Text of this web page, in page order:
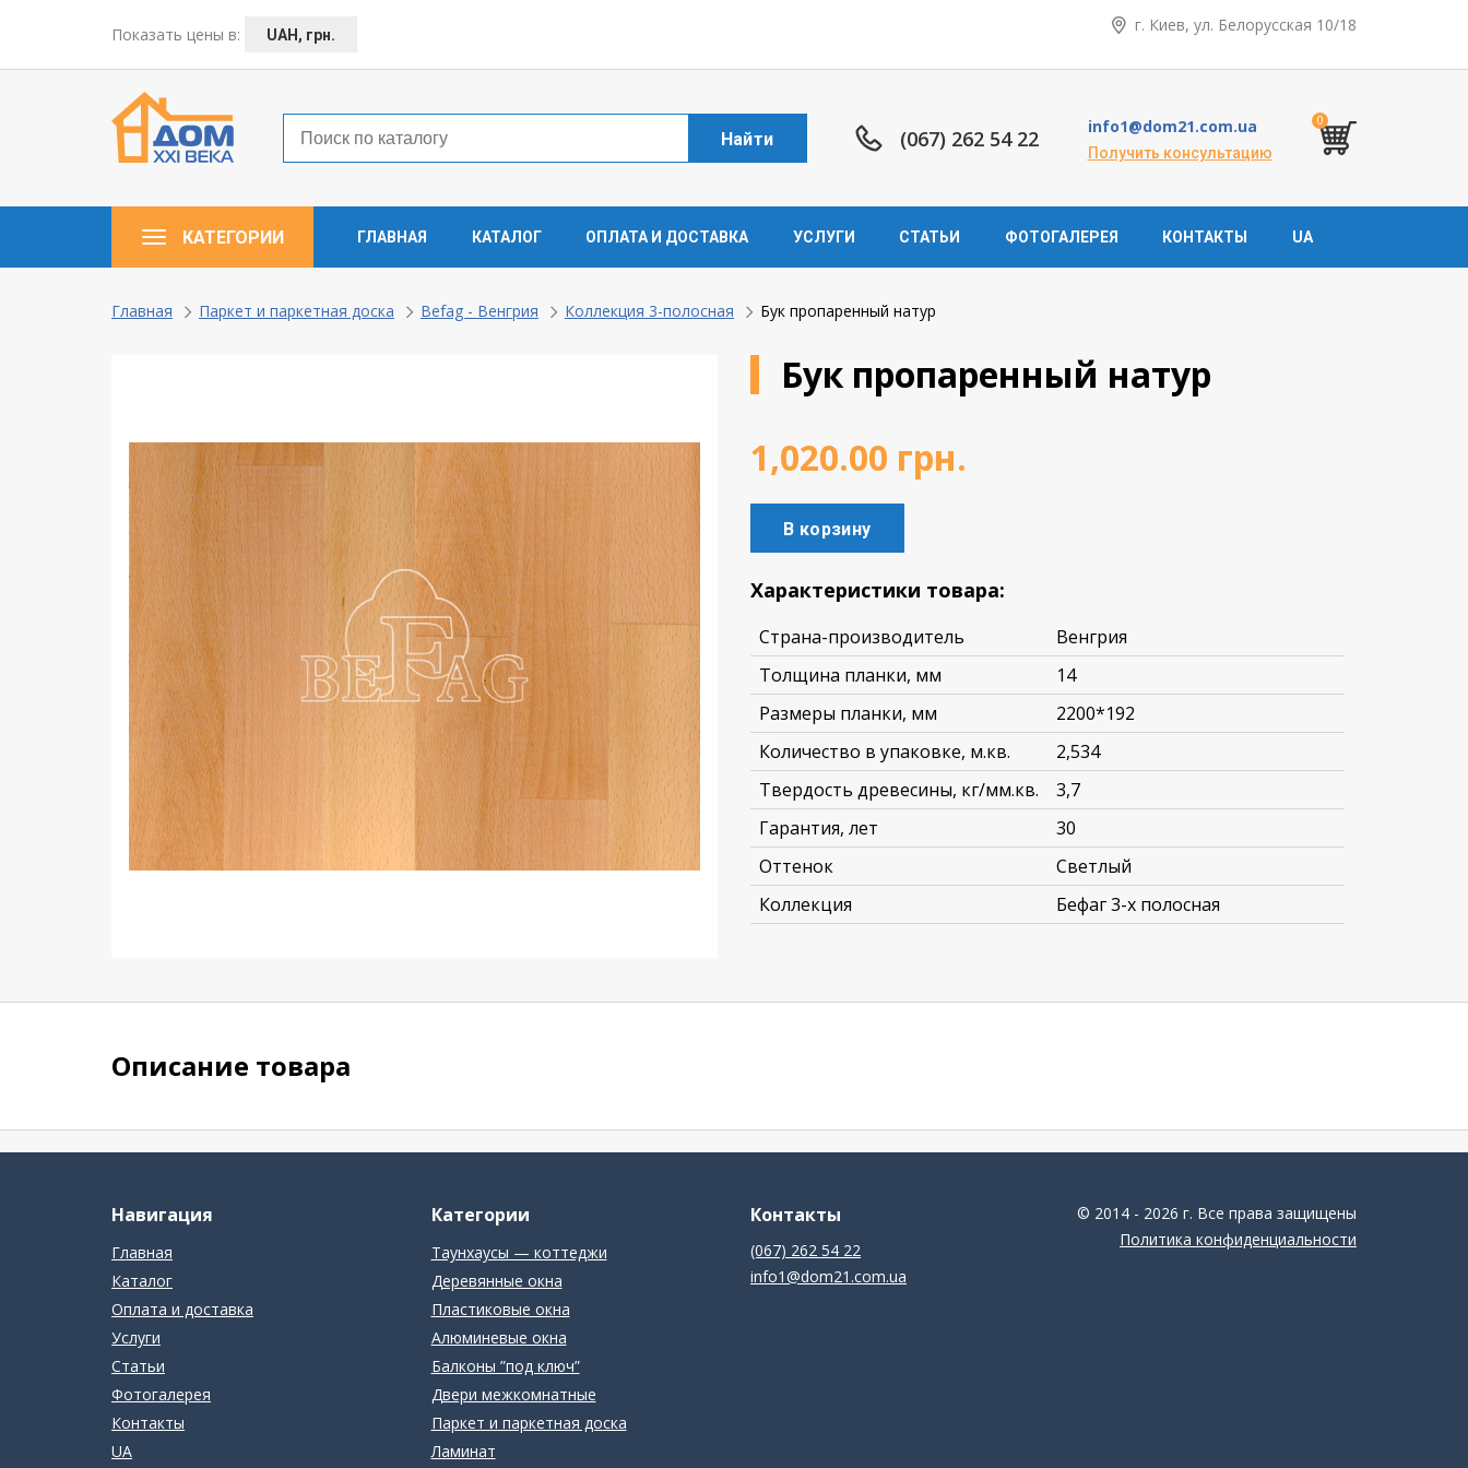
Показать цены в: UAH, грн. г. Киев, ул. Белорусская 10/18
Найти (067) 262 54 22 info1@dom21.com.ua
Получить консультацию
0
КАТЕГОРИИ ГЛАВНАЯ КАТАЛОГ ОПЛАТА И ДОСТАВКА УСЛУГИ СТАТЬИ ФОТОГАЛЕРЕЯ КОНТАКТЫ UA
Главная Паркет и паркетная доска Befag - Венгрия Коллекция 3-полосная Бук пропаренный натур
Бук пропаренный натур
1,020.00 грн.
В корзину
Характеристики товара:
Страна-производитель
Венгрия
Толщина планки, мм
14
Размеры планки, мм
2200*192
Количество в упаковке, м.кв.
2,534
Твердость древесины, кг/мм.кв.
3,7
Гарантия, лет
30
Оттенок
Светлый
Коллекция
Бефаг 3-х полосная
Описание товара
Навигация
Главная
Каталог
Оплата и доставка
Услуги
Статьи
Фотогалерея
Контакты
UA
Категории
Таунхаусы — коттеджи
Деревянные окна
Пластиковые окна
Алюминевые окна
Балконы ”под ключ”
Двери межкомнатные
Паркет и паркетная доска
Ламинат
Контакты
(067) 262 54 22
info1@dom21.com.ua
© 2014 - 2026 г. Все права защищены
Политика конфиденциальности
Деревянные окна
Алюминевые окна
Балконы ”под ключ”
Виниловое покрытие
Пробковый пол